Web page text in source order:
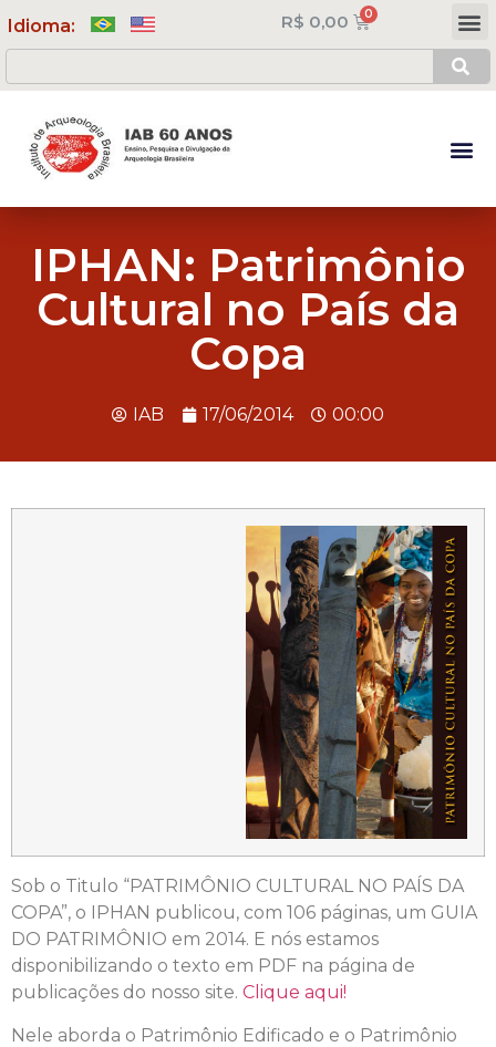
Idioma: R$ 0,00
IPHAN: Patrimônio
Cultural no País da
Copa
IAB 17/06/2014 00:00
Sob o Titulo “PATRIMÔNIO CULTURAL NO PAÍS DA
COPA”, o IPHAN publicou, com 106 páginas, um GUIA
DO PATRIMÔNIO em 2014. E nós estamos
disponibilizando o texto em PDF na página de
publicações do nosso site. Clique aqui!
Nele aborda o Patrimônio Edificado e o Patrimônio